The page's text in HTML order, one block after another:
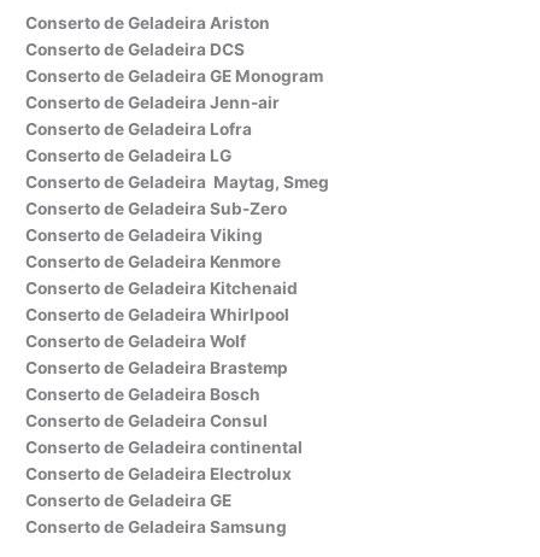
Conserto de Geladeira Ariston
Conserto de Geladeira DCS
Conserto de Geladeira GE Monogram
Conserto de Geladeira Jenn-air
Conserto de Geladeira Lofra
Conserto de Geladeira LG
Conserto de Geladeira Maytag, Smeg
Conserto de Geladeira Sub-Zero
Conserto de Geladeira Viking
Conserto de Geladeira Kenmore
Conserto de Geladeira Kitchenaid
Conserto de Geladeira Whirlpool
Conserto de Geladeira Wolf
Conserto de Geladeira Brastemp
Conserto de Geladeira Bosch
Conserto de Geladeira Consul
Conserto de Geladeira continental
Conserto de Geladeira Electrolux
Conserto de Geladeira GE
Conserto de Geladeira Samsung